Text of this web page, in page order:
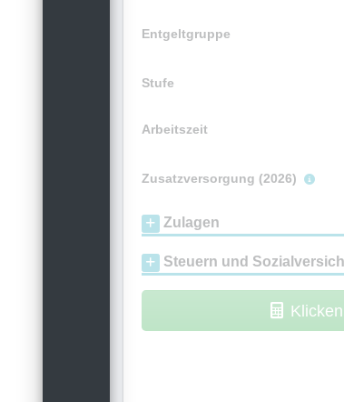
Entgeltgruppe
Stufe
Arbeitszeit
Zusatzversorgung (2026)
Zulagen
Steuern und